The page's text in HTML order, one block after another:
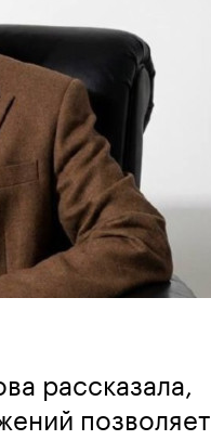
рассказала,
позволяет